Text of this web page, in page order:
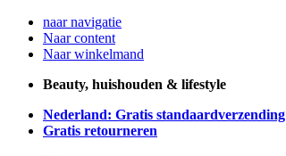
naar navigatie
Naar content
Naar winkelmand
Beauty, huishouden & lifestyle
Nederland: Gratis standaardverzending
Gratis retourneren